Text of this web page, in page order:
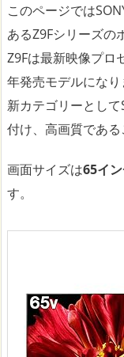
このページでは
あるZ9Fシリーズの
Z9Fは最新映像プ
年発売モデルになり
新カテゴリーとし
付け、高画質である
画面サイズは65イ
す。